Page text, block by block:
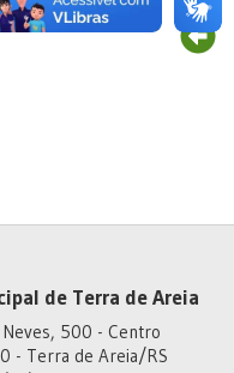
de Terra de Areia
500 - Centro
- Terra de Areia/RS